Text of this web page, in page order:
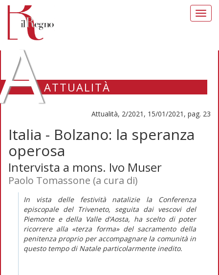
ATTUALITÀ
Attualità, 2/2021, 15/01/2021, pag. 23
Italia - Bolzano: la speranza
operosa
Intervista a mons. Ivo Muser
Paolo Tomassone (a cura di)
In vista delle festività natalizie la Conferenza
episcopale del Triveneto, seguita dai vescovi del
Piemonte e della Valle d’Aosta, ha scelto di poter
ricorrere alla «terza forma» del sacramento della
penitenza proprio per accompagnare la comunità in
questo tempo di Natale particolarmente inedito.